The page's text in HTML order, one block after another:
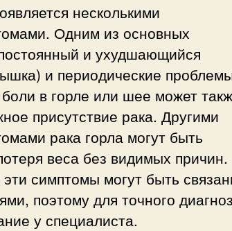
несколькими
Одним из основных
и ухудшающийся
и периодические
в горле или шее может
присутствие рака. Другими
рака горла могут быть
веса без видимых причин.
симптомы могут быть
поэтому для точного
у специалиста.